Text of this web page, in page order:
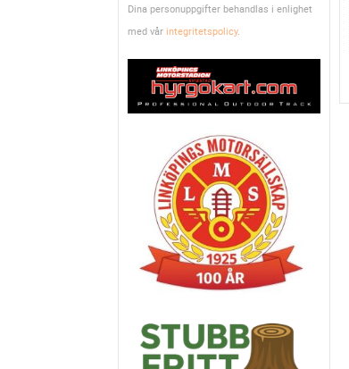
Dina personuppgifter behandlas i enlighet
med vår integritetspolicy.